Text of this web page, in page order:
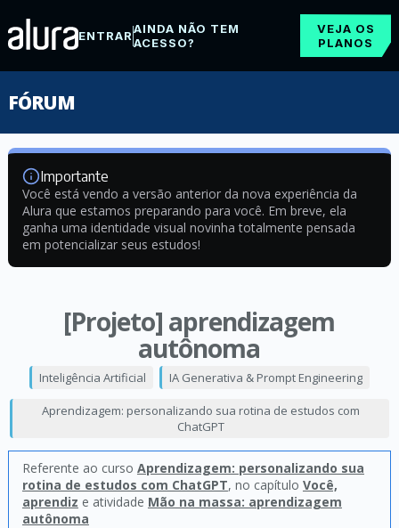
ENTRARAINDA NÃO TEM
ACESSO?
VEJA OS
PLANOS
FÓRUM
Importante
Você está vendo a versão anterior da nova experiência da
Alura que estamos preparando para você. Em breve, ela
ganha uma identidade visual novinha totalmente pensada
em potencializar seus estudos!
[Projeto] aprendizagem
autônoma
Inteligência Artificial IA Generativa & Prompt Engineering
Aprendizagem: personalizando sua rotina de estudos com
ChatGPT
Referente ao curso Aprendizagem: personalizando sua
rotina de estudos com ChatGPT, no capítulo Você,
aprendiz e atividade Mão na massa: aprendizagem
autônoma